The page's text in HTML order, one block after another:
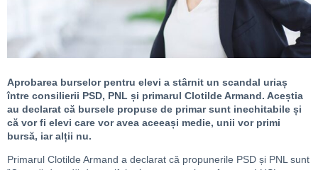
Aprobarea burselor pentru elevi a stârnit un scandal uriaș
între consilierii PSD, PNL și primarul Clotilde Armand. Aceștia
au declarat că bursele propuse de primar sunt inechitabile și
că vor fi elevi care vor avea aceeași medie, unii vor primi
bursă, iar alții nu.
Primarul Clotilde Armand a declarat că propunerile PSD și PNL sunt